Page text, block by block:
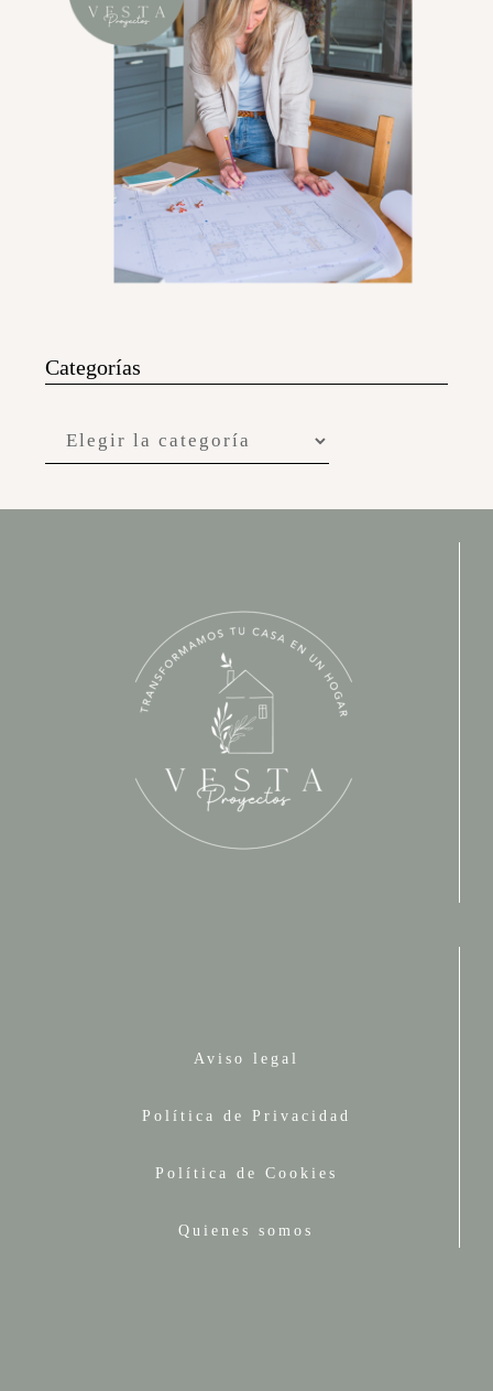
Categorías
Aviso legal
Política de Privacidad
Política de Cookies
Quienes somos